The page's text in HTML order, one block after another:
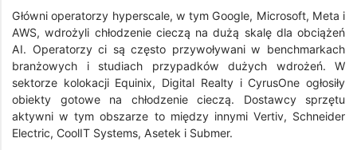
Główni operatorzy hyperscale, w tym Google, Microsoft, Meta i
AWS, wdrożyli chłodzenie cieczą na dużą skalę dla obciążeń
AI. Operatorzy ci są często przywoływani w benchmarkach
branżowych i studiach przypadków dużych wdrożeń. W
sektorze kolokacji Equinix, Digital Realty i CyrusOne ogłosiły
obiekty gotowe na chłodzenie cieczą. Dostawcy sprzętu
aktywni w tym obszarze to między innymi Vertiv, Schneider
Electric, CoolIT Systems, Asetek i Submer.